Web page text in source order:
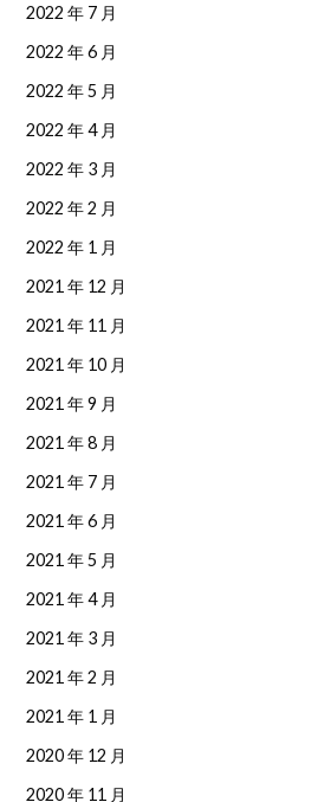
2022 年 7 月
2022 年 6 月
2022 年 5 月
2022 年 4 月
2022 年 3 月
2022 年 2 月
2022 年 1 月
2021 年 12 月
2021 年 11 月
2021 年 10 月
2021 年 9 月
2021 年 8 月
2021 年 7 月
2021 年 6 月
2021 年 5 月
2021 年 4 月
2021 年 3 月
2021 年 2 月
2021 年 1 月
2020 年 12 月
2020 年 11 月